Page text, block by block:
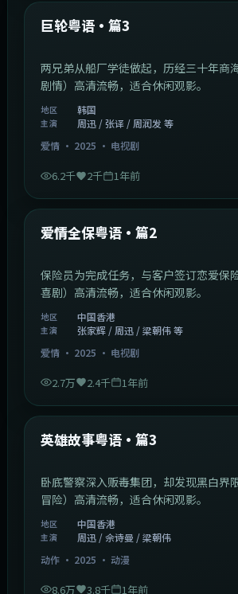
最新
巨轮粤语·篇3
两兄弟从船厂学徒做起，历经三十年商
剧情）高清流畅，适合休闲观影。
地区 韩国
主演
周迅 / 张译 / 周润发 等
爱情· 2025 · 电视剧
6.2千 2千 1年前
最新
爱情全保粤语·篇2
保险员为完成任务，与客户签订恋爱保
喜剧）高清流畅，适合休闲观影。
地区 中国香港
主演
张家辉 / 周迅 / 梁朝伟 等
爱情· 2025 · 电视剧
2.7万 2.4千 1年前
最新
英雄故事粤语·篇3
卧底警察深入贩毒集团，却发现黑白界
冒险）高清流畅，适合休闲观影。
地区 中国香港
主演
周迅 / 佘诗曼 / 梁朝伟
动作· 2025 · 动漫
8.6万 3.8千 1年前